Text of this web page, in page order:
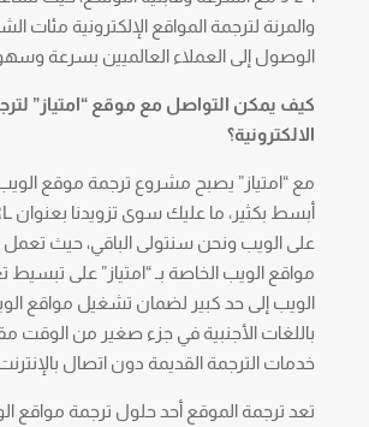
والمرنة لترجمة المواقع الإلكترونية مئات
الوصول إلى العملاء العالميين بسرعة
كيف يمكن التواصل مع موقع “امتياز”
الالكترونية؟
مع “امتياز” يصبح مشروع ترجمة موقع
على الويب ونحن سنتولى الباقي، حيث
مواقع الويب الخاصة بـ “امتياز” على
الويب إلى حد كبير لضمان تشغيل مواقع
باللغات الأجنبية في جزء صغير من الوقت
خدمات الترجمة القديمة دون اتصال
تعد ترجمة الموقع أحد حلول ترجمة مواقع